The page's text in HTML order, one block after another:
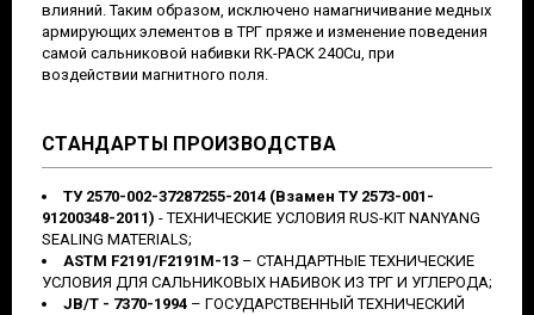
влияний. Таким образом, исключено намагничивание медных
армирующих элементов в ТРГ пряже и изменение поведения
самой сальниковой набивки RK-PACK 240Cu, при
воздействии магнитного поля.
СТАНДАРТЫ ПРОИЗВОДСТВА
ТУ 2570-002-37287255-2014 (Взамен ТУ 2573-001-
91200348-2011) - ТЕХНИЧЕСКИЕ УСЛОВИЯ RUS-KIT NANYANG
SEALING MATERIALS;
ASTM F2191/F2191M-13 – СТАНДАРТНЫЕ ТЕХНИЧЕСКИЕ
УСЛОВИЯ ДЛЯ САЛЬНИКОВЫХ НАБИВОК ИЗ ТРГ И УГЛЕРОДА;
JB/T - 7370-1994 – ГОСУДАРСТВЕННЫЙ ТЕХНИЧЕСКИЙ